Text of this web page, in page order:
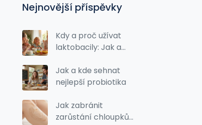
Nejnovější příspěvky
Kdy a proč užívat
laktobacily: Jak a
prospívají zdraví
Jak a kde sehnat
nejlepší probiotika
Jak zabránit
zarůstání chloupků